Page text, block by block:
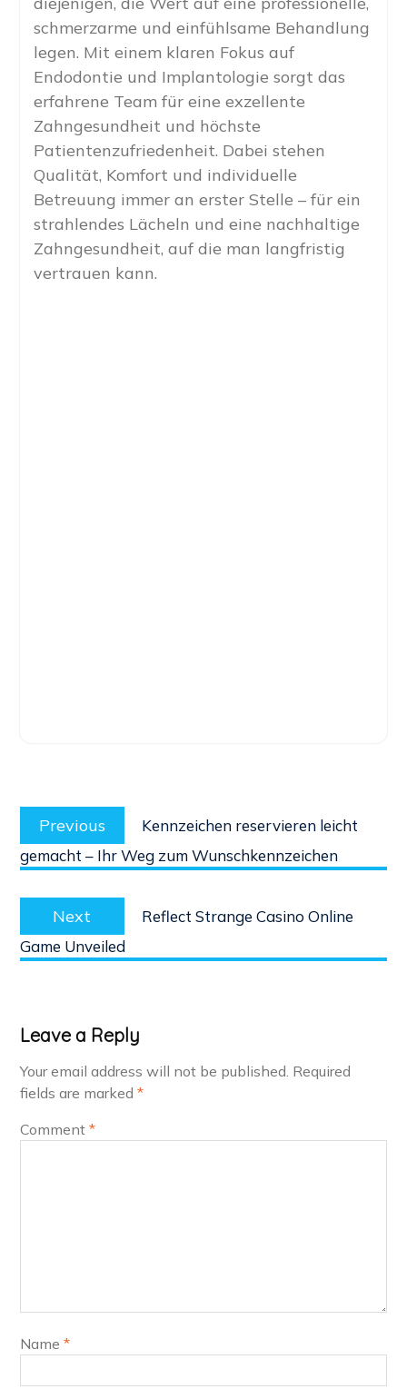
schmerzarme und einfühlsame Behandlung
legen. Mit einem klaren Fokus auf
Endodontie und Implantologie sorgt das
erfahrene Team für eine exzellente
Zahngesundheit und höchste
Patientenzufriedenheit. Dabei stehen
Qualität, Komfort und individuelle
Betreuung immer an erster Stelle – für ein
strahlendes Lächeln und eine nachhaltige
Zahngesundheit, auf die man langfristig
vertrauen kann.
Post
navigation
Previous
Previous
post:
Kennzeichen reservieren leicht
gemacht – Ihr Weg zum Wunschkennzeichen
Next
Next
post:
Reflect Strange Casino Online
Game Unveiled
Leave a Reply
Your email address will not be published. Required
fields are marked *
Comment *
Name *